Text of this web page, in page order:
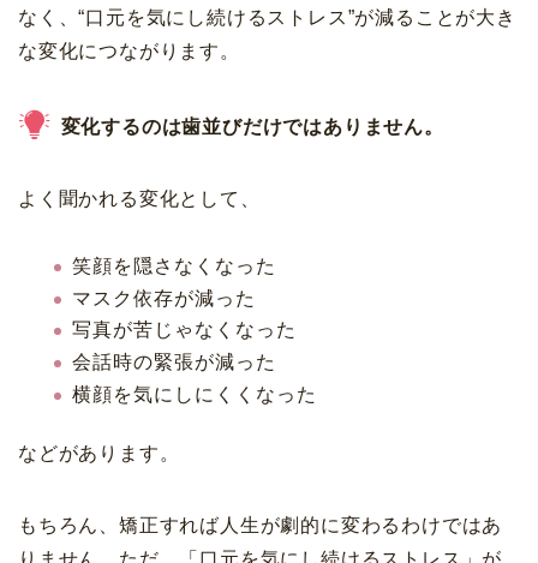
なく、“口元を気にし続けるストレス”が減ることが大き
な変化につながります。
変化するのは歯並びだけではありません。
よく聞かれる変化として、
笑顔を隠さなくなった
マスク依存が減った
写真が苦じゃなくなった
会話時の緊張が減った
横顔を気にしにくくなった
などがあります。
もちろん、矯正すれば人生が劇的に変わるわけではあ
りません。ただ、「口元を気にし続けるストレス」が